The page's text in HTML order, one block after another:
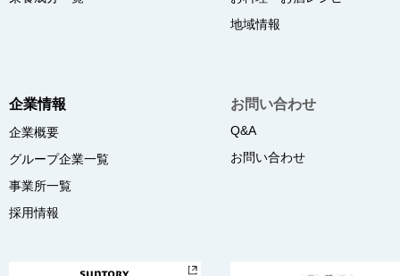
地域情報
企業情報
企業概要
グループ企業一覧
事業所一覧
採用情報
お問い合わせ
Q&A
お問い合わせ